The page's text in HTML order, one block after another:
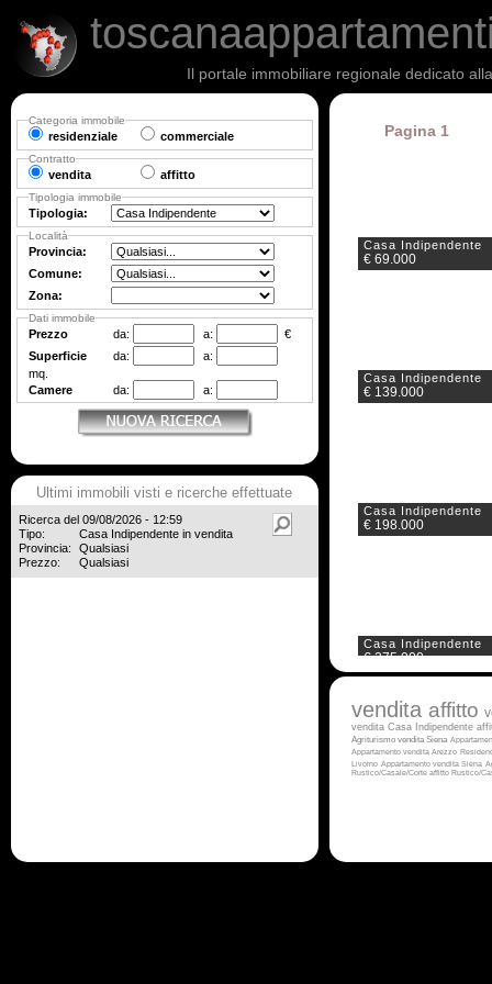
Il portale immobiliare regionale dedicato
Pagina 1
Casa Indipendente
€ 69.000
Casa Indipendente
€ 139.000
Casa Indipendente
€ 198.000
Casa Indipendente
€ 275.000
Casa Indipendente
vendita affitto
vendita Casa Indipendente
Agriturismo vendita Siena
Appartamento vendita Arezzo
Livorno Appartamento vendita Siena
Rustico/Casale/Corte affitto Rustico/
Categoria immobile
residenziale commerciale
Contratto
vendita affitto
Tipologia immobile
Tipologia:
Località
Provincia:
Comune:
Zona:
Dati immobile
Prezzo da: a:
€
Superficie
da:
a:
mq.
Camere
da: a:
Ultimi immobili visti e ricerche effettuate
Ricerca del 09/08/2026 - 12:59
Tipo:
Casa Indipendente in vendita
Provincia:
Qualsiasi
Prezzo:
Qualsiasi